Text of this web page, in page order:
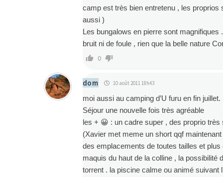
camp est très bien entretenu , les proprios
aussi )
Les bungalows en pierre sont
bruit ni de foule , rien que la belle nature
0
dom 10 août 2011 18h43
moi aussi au camping d’U furu en fin juillet.
Séjour une nouvelle fois très agréable
les + 😀 : un cadre super , des proprio très
(Xavier met meme un short qqf maintenant
des emplacements de toutes tailles et
maquis du haut de la colline , la
torrent . la piscine calme ou animé suivant